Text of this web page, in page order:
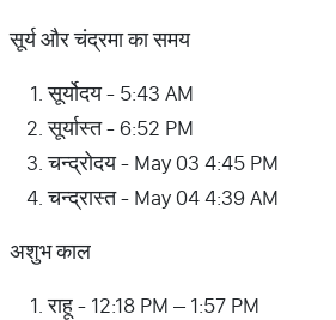
सूर्य और चंद्रमा का समय
सूर्योदय - 5:43 AM
सूर्यास्त - 6:52 PM
चन्द्रोदय - May 03 4:45 PM
चन्द्रास्त - May 04 4:39 AM
अशुभ काल
राहू - 12:18 PM – 1:57 PM